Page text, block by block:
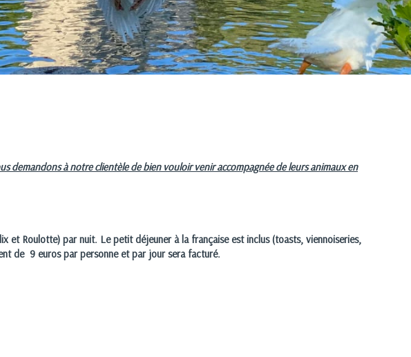
demandons à notre clientèle de bien vouloir venir accompagnée de leurs animaux en
et Roulotte) par nuit. Le petit déjeuner à la française est inclus (toasts, viennoiseries,
de 9 euros par personne et par jour sera facturé.